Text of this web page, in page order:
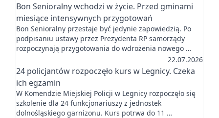
Bon Senioralny wchodzi w życie. Przed gminami
miesiące intensywnych przygotowań
Bon Senioralny przestaje być jedynie zapowiedzią. Po
podpisaniu ustawy przez Prezydenta RP samorządy
rozpoczynają przygotowania do wdrożenia nowego …
22.07.2026
24 policjantów rozpoczęło kurs w Legnicy. Czeka
ich egzamin
W Komendzie Miejskiej Policji w Legnicy rozpoczęło się
szkolenie dla 24 funkcjonariuszy z jednostek
dolnośląskiego garnizonu. Kurs potrwa do 11 …